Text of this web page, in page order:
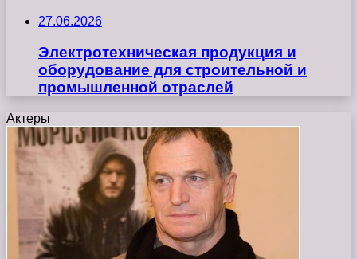
27.06.2026
Электротехническая продукция и
оборудование для строительной и
промышленной отраслей
Актеры